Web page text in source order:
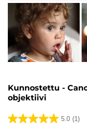
Kunnostettu -
objektiivi
5.0 (1)